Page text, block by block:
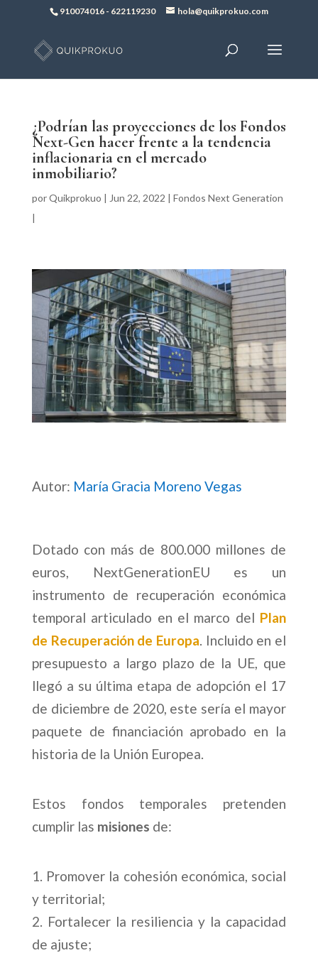
910074016- 622119230 hola@quikprokuo.com
¿Podrían las proyecciones de los Fondos
Next-Gen hacer frente a la tendencia
inflacionaria en el mercado
inmobiliario?
porQuikprokuo | Jun 22, 2022 | Fondos Next Generation
|
Autor: María Gracia Moreno Vegas
Dotado con más de 800.000 millones de
euros, NextGenerationEU es un
instrumento de recuperación económica
temporal articulado en el marco del Plan
de Recuperación de Europa. Incluido en el
presupuesto a largo plazo de la UE, que
llegó a su última etapa de adopción el 17
de diciembre de 2020, este sería el mayor
paquete de financiación aprobado en la
historia de la Unión Europea.
Estos fondos temporales pretenden
cumplir las misiones de:
Promover la cohesión económica, social
y territorial;
Fortalecer la resiliencia y la capacidad
de ajuste;